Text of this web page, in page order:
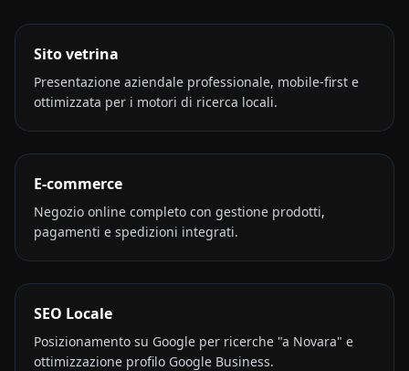
Sito vetrina
Presentazione aziendale professionale, mobile-first e
ottimizzata per i motori di ricerca locali.
E-commerce
Negozio online completo con gestione prodotti,
pagamenti e spedizioni integrati.
SEO Locale
Posizionamento su Google per ricerche "a Novara" e
ottimizzazione profilo Google Business.